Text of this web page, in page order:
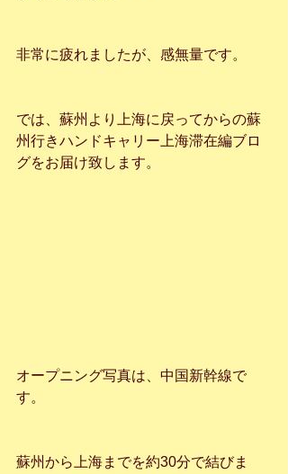
非常に疲れましたが、感無量です。
では、蘇州より上海に戻ってからの蘇
州行きハンドキャリー上海滞在編ブロ
グをお届け致します。
オープニング写真は、中国新幹線で
す。
蘇州から上海までを約30分で結びま